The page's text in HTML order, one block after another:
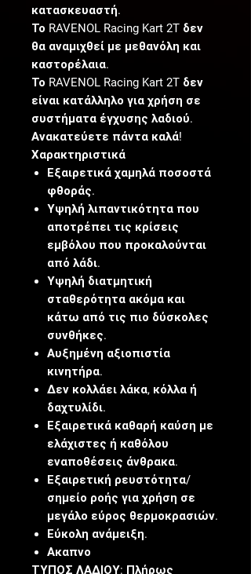
κατασκευαστή.
Το RAVENOL Racing Kart 2T δεν
θα αναμιχθεί με μεθανόλη και
καστορέλαια.
Το RAVENOL Racing Kart 2T δεν
είναι κατάλληλο για χρήση σε
συστήματα έγχυσης λαδιού.
Ανακατεύετε πάντα καλά!
Χαρακτηριστικά
Εξαιρετικά χαμηλά ποσοστά
φθοράς.
Υψηλή λιπαντικότητα που
αποτρέπει τις κρίσεις
εμβόλου που προκαλούνται
από λάδι.
Υψηλή διατμητική
σταθερότητα ακόμα και
κάτω από τις πιο δύσκολες
συνθήκες.
Αυξημένη αξιοπιστία
κινητήρα.
Δεν κολλάει λάκα, κόλλα ή
δαχτυλίδι.
Εξαιρετικά καθαρή καύση με
ελάχιστες ή καθόλου
εναποθέσεις άνθρακα.
Εξαιρετική ρευστότητα/
σημείο ροής για χρήση σε
μεγάλο εύρος θερμοκρασιών.
Εύκολη ανάμειξη.
Ακαπνο
ΤΥΠΟΣ ΛΑΔΙΟΥ: Πλήρως